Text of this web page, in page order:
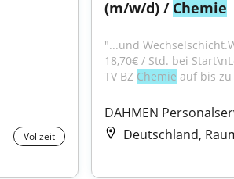
Vollzeit
(m/w/d) / Chemie
"...und
18,70€ / Std. bei
TV BZ Chemie auf bis zu
DAHMEN
Deutschland,